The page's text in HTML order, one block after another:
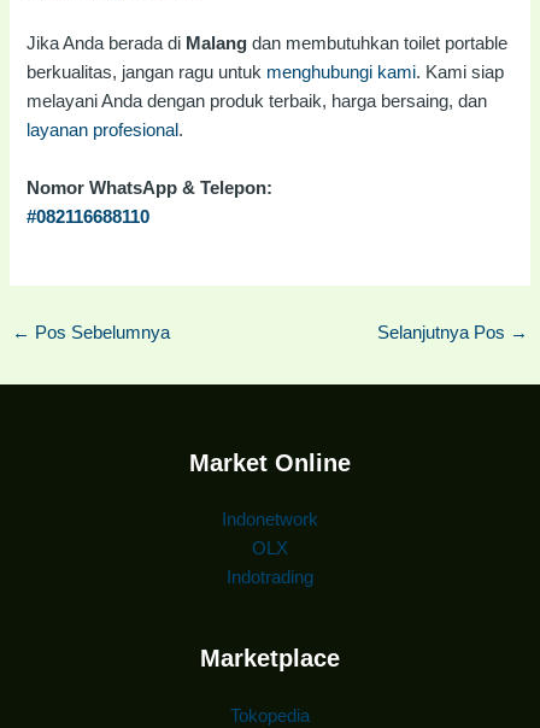
Jika Anda berada di Malang dan membutuhkan toilet portable
berkualitas, jangan ragu untuk menghubungi kami. Kami siap
melayani Anda dengan produk terbaik, harga bersaing, dan
layanan profesional.
Nomor WhatsApp & Telepon:
#082116688110
← Pos Sebelumnya Selanjutnya Pos →
Market Online
Indonetwork
OLX
Indotrading
Marketplace
Tokopedia